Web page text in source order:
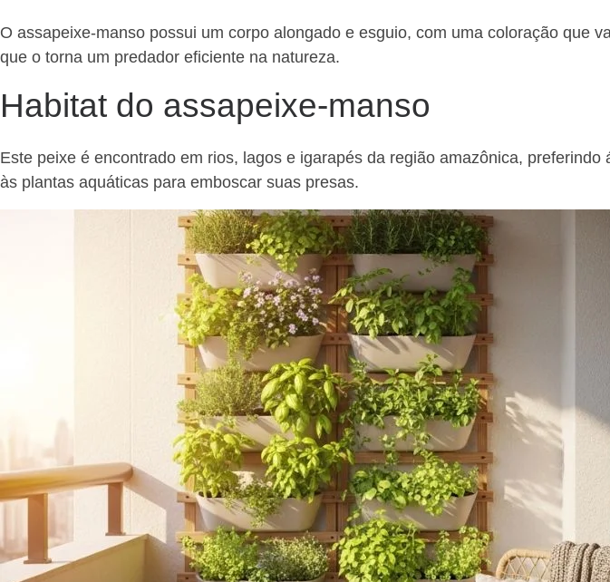
O assapeixe-manso possui um corpo alongado e esguio, com uma coloração que
que o torna um predador eficiente na natureza.
Habitat do assapeixe-manso
Este peixe é encontrado em rios, lagos e igarapés da região amazônica,
às plantas aquáticas para emboscar suas presas.